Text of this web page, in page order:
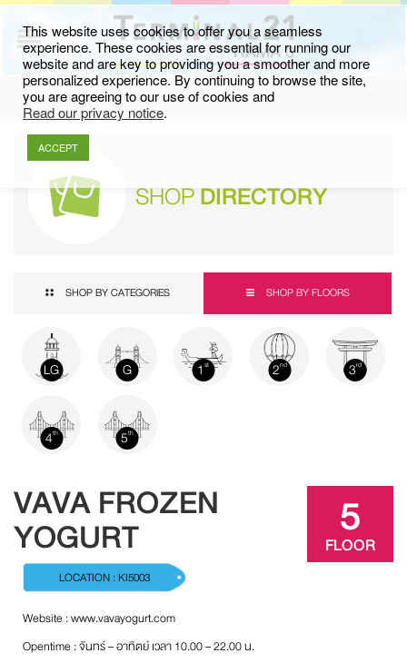
SHOPDIRECTORY
SHOP BY CATEGORIES SHOP BY FLOORS
LG G 1st 2nd 3rd
4th 5th
5
FLOOR
VAVA FROZEN
YOGURT
LOCATION : KI5003
Website :www.vavayogurt.com
Opentime : จันทร์ – อาทิตย์ เวลา 10.00 – 22.00 น.
This website uses cookies to offer you a seamless
experience. These cookies are essential for running our
website and are key to providing you a smoother and more
personalized experience. By continuing to browse the site,
you are agreeing to our use of cookies and
Read our privacy notice.
ACCEPT